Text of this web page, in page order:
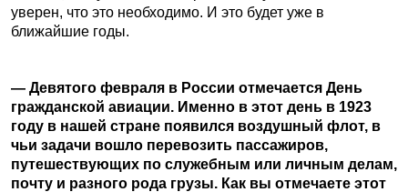
уверен, что это необходимо. И это будет уже в
ближайшие годы.
— Девятого февраля в России отмечается День
гражданской авиации. Именно в этот день в 1923
году в нашей стране появился воздушный флот, в
чьи задачи вошло перевозить пассажиров,
путешествующих по служебным или личным делам,
почту и разного рода грузы. Как вы отмечаете этот